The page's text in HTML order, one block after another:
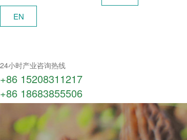
EN
24小时产业咨询热线
+86 15208311217​
+86 18683855506